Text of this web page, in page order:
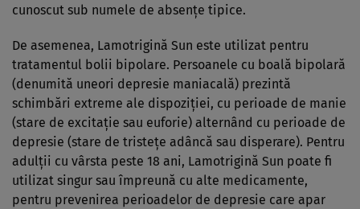
cunoscut sub numele de absenţe tipice.
De asemenea, Lamotrigină Sun este utilizat pentru
tratamentul bolii bipolare. Persoanele cu boală bipolară
(denumită uneori depresie maniacală) prezintă
schimbări extreme ale dispoziţiei, cu perioade de manie
(stare de excitaţie sau euforie) alternând cu perioade de
depresie (stare de tristeţe adâncă sau disperare). Pentru
adulţii cu vârsta peste 18 ani, Lamotrigină Sun poate fi
utilizat singur sau împreună cu alte medicamente,
pentru prevenirea perioadelor de depresie care apar